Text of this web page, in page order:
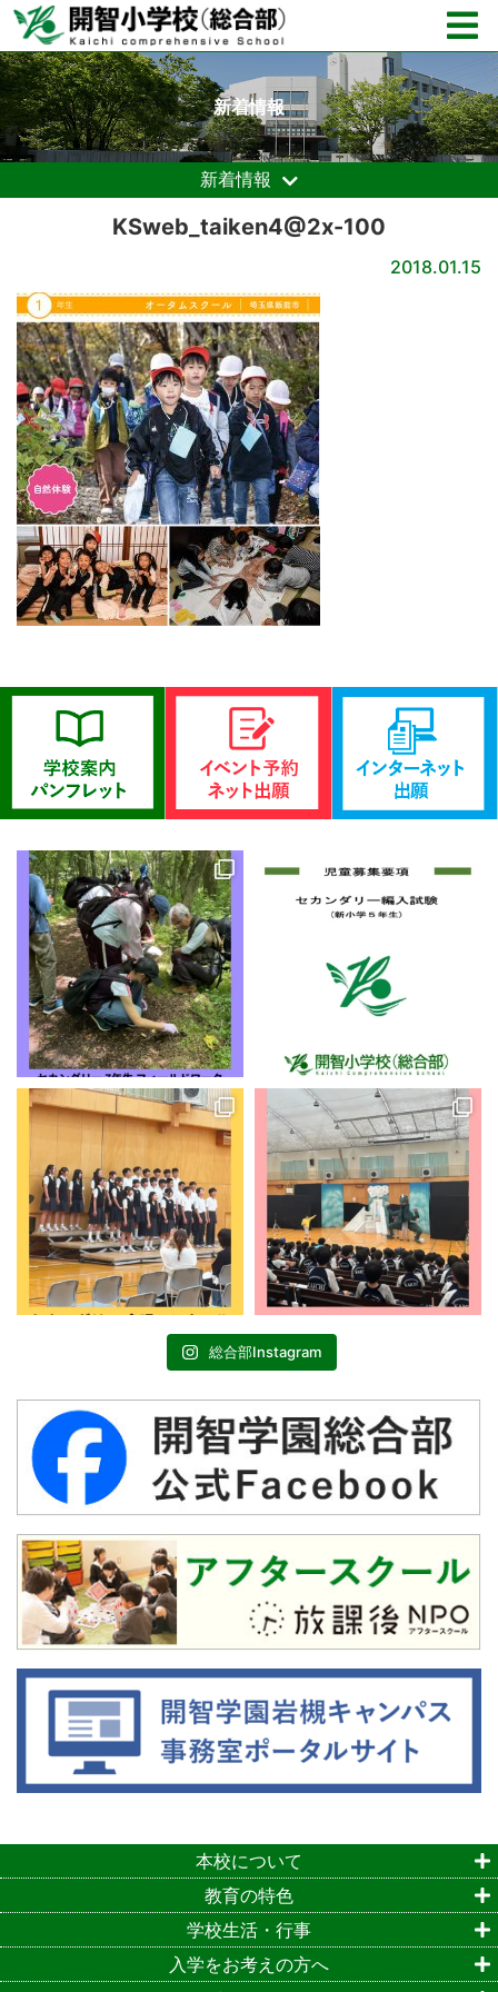
新着情報
新着情報
KSweb_taiken4@2x-100
2018.01.15
総合部Instagram
本校について
教育の特色
学校生活・行事
入学をお考えの方へ